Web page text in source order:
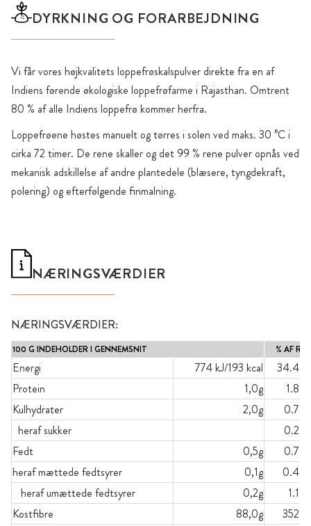
DYRKNING OG FORARBEJDNING
Vi får vores højkvalitets loppefrøskalspulver direkte fra en af
Indiens førende økologiske loppefrøfarme i Rajasthan. Omtrent
80 % af alle Indiens loppefrø kommer herfra.
Loppefrøene høstes manuelt og tørres i solen ved maks. 30 °C i
cirka 72 timer. De rene skaller og det 99 % rene pulver opnås ved
mekanisk adskillelse af andre plantedele (blæsere, tyngdekraft,
polering) og efterfølgende finmalning.
NÆRINGSVÆRDIER
NÆRINGSVÆRDIER:
100 G INDEHOLDER I GENNEMSNIT % AF RI*
Energi 774 kJ/193 kcal
34.4%
Protein
1,0g
1.8%
Kulhydrater
2,0g
0.7%
heraf sukker
0.2%
Fedt
0,5g
0.7%
heraf mættede fedtsyrer
0,1g
0.4%
heraf umættede fedtsyrer
0,2g
1.1%
Kostfibre
88,0g
352%